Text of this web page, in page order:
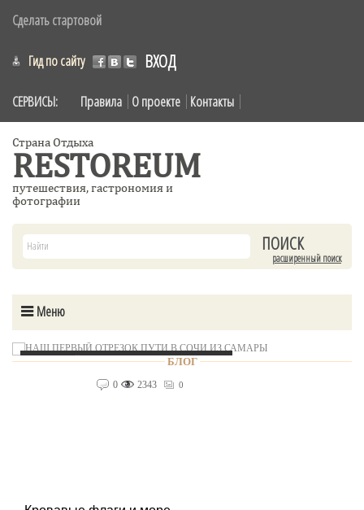
Сделать стартовой
ВХОД
Гид по сайту
СЕРВИСЫ: Правила О проекте Контакты
Страна Отдыха
RESTOREUM
путешествия, гастрономия и
фотографии
расширенный поиск
Меню
НАШ ПЕРВЫЙ ОТРЕЗОК ПУТИ В СОЧИ ИЗ САМАРЫ
БЛОГ
0 2343 0